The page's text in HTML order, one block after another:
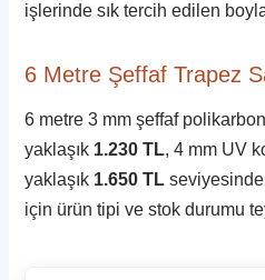
işlerinde sık tercih edilen
6 Metre Şeffaf Trapez
6 metre 3 mm şeffaf
yaklaşık 1.230 TL, 4 mm UV
yaklaşık 1.650 TL
için ürün tipi ve stok durumu